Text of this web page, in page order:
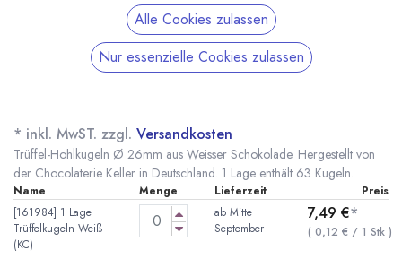
Trüffel-Hohlkugeln Weiss Chocolaterie Keller
* inkl. MwST. zzgl. Versandkosten
Trüffel-Hohlkugeln Ø 26mm aus Weisser Schokolade. Hergestellt von
der Chocolaterie Keller in Deutschland. 1 Lage enthält 63 Kugeln.
Name Menge Lieferzeit
Preis
[161984] 1 Lage
Trüffelkugeln Weiß
(KC)
ab Mitte
September
7,49 €*
(0,12 € /1 Stk )
Alle Cookies zulassen
Nur essenzielle Cookies zulassen